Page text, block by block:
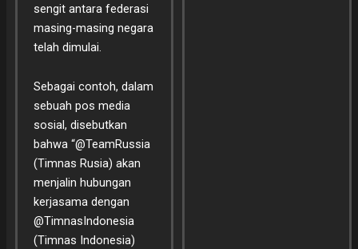
sengit antara federasi
masing-masing negara
telah dimulai.
Sebagai contoh, dalam
sebuah pos media
sosial, disebutkan
bahwa “@TeamRussia
(Timnas Rusia) akan
menjalin hubungan
kerjasama dengan
@TimnasIndonesia
(Timnas Indonesia)